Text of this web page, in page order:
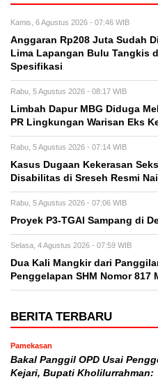
Kamis, 6 Agustus 2026 - 07:46 WIB
Anggaran Rp208 Juta Sudah
Lima Lapangan Bulu Tangkis
Spesifikasi
Rabu, 5 Agustus 2026 - 08:17 WIB
Limbah Dapur MBG Diduga
PR Lingkungan Warisan Eks
Rabu, 5 Agustus 2026 - 07:14 WIB
Kasus Dugaan Kekerasan
Disabilitas di Sreseh Resmi
Rabu, 5 Agustus 2026 - 07:06 WIB
Proyek P3-TGAI Sampang di
Selasa, 4 Agustus 2026 - 07:59 WIB
Dua Kali Mangkir dari
Penggelapan SHM Nomor 817
BERITA TERBARU
Pamekasan
Bakal Panggil OPD Usai
Kejari, Bupati Kholilurrahman: